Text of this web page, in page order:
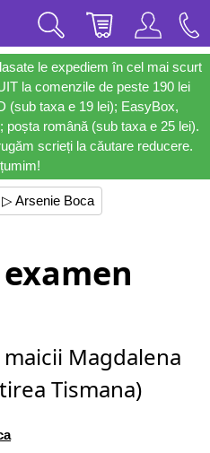
le expediem în cel mai scurt
la comenzile de peste 190 lei
(sub taxa e 19 lei); EasyBox,
poșta română (sub taxa e 25 lei).
scrieți la căutare reducere.
▷ Arsenie Boca
Magdalena
Tismana)